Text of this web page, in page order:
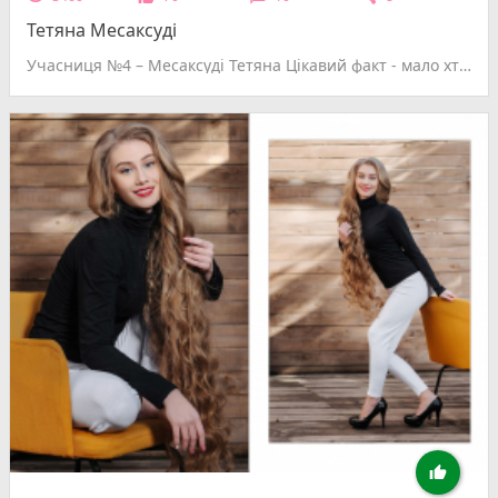
Тетяна Месаксуді
Учасниця №4 – Месаксуді Тетяна Цікавий факт - мало хто із знайомих вірить і дивуються, але я в 10-11 класах навчалася одна в класі. Хобі- рукоділя (люблю вишивати і в'язати); також люблю танцювати (хоча на хореографію ходила лише рік, а в художню школу півроку). Я мрію бути щасливою і дарувати щастя іншим, побувати у всіх країнах світу і навіть на вершині Евересту.
